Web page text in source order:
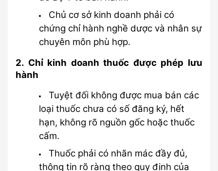
Chủ cơ sở kinh doanh phải có
chứng chỉ hành nghề dược và nhân sự
chuyên môn phù hợp.
2. Chỉ kinh doanh thuốc được phép lưu
hành
Tuyệt đối không được mua bán các
loại thuốc chưa có số đăng ký, hết
hạn, không rõ nguồn gốc hoặc thuốc
cấm.
Thuốc phải có nhãn mác đầy đủ,
thông tin rõ ràng theo quy định của